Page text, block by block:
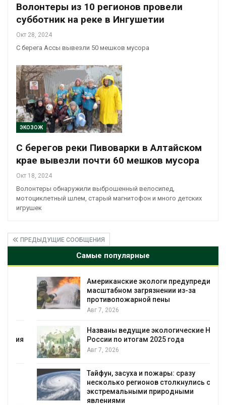
Волонтеры из 10 регионов провели
субботник на реке в Ингушетии
Окт 28, 2024
С берега Ассы вывезли 50 мешков мусора
ЭКОЗОЖ
С берегов реки Пивоварки в Алтайском
крае вывезли почти 60 мешков мусора
Окт 18, 2024
Волонтеры обнаружили выброшенный велосипед,
мотоциклетный шлем, старый магнитофон и много детских
игрушек
ПРЕДЫДУЩИЕ СООБЩЕНИЯ
Самые популярные
Американские экологи предупредили о
масштабном загрязнении из-за
противопожарной пены
Авг 7, 2026
Названы ведущие экологические НКО
России по итогам 2025 года
Авг 7, 2026
Тайфун, засуха и пожары: сразу
несколько регионов столкнулись с
экстремальными природными
явлениями